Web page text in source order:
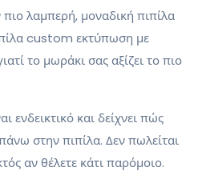
λαμπερή, μοναδική πιπίλα
custom εκτύπωση με
το μωράκι σας αξίζει το πιο
ενδεικτικό και δείχνει πώς
στην πιπίλα. Δεν πωλείται
αν θέλετε κάτι παρόμοιο.